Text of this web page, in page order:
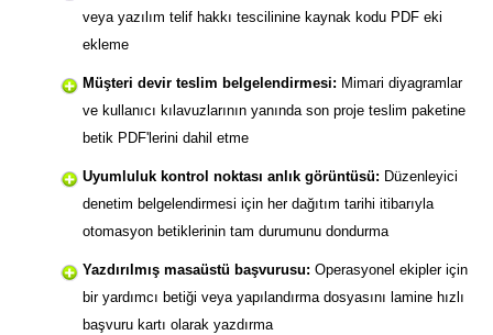
veya yazılım telif hakkı tescilinine kaynak kodu PDF eki
ekleme
Müşteri devir teslim belgelendirmesi: Mimari diyagramlar
ve kullanıcı kılavuzlarının yanında son proje teslim paketine
betik PDF'lerini dahil etme
Uyumluluk kontrol noktası anlık görüntüsü: Düzenleyici
denetim belgelendirmesi için her dağıtım tarihi itibarıyla
otomasyon betiklerinin tam durumunu dondurma
Yazdırılmış masaüstü başvurusu: Operasyonel ekipler için
bir yardımcı betiği veya yapılandırma dosyasını lamine hızlı
başvuru kartı olarak yazdırma